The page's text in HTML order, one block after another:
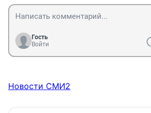
Гость
Войти
Новости СМИ2